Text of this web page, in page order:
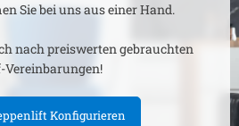
Sie bei uns aus einer Hand.
nach preiswerten gebrauchten
Konfigurieren